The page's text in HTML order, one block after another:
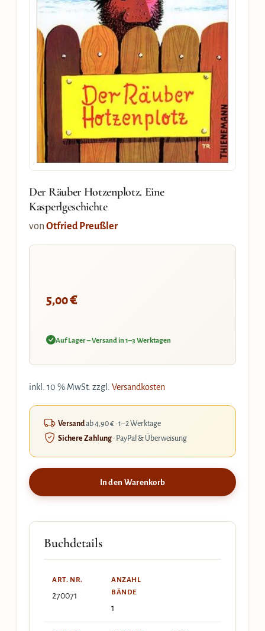
Der Räuber Hotzenplotz. Eine
Kasperlgeschichte
von Otfried Preußler
5,00€
Auf Lager – Versand in 1–3 Werktagen
inkl. 10 % MwSt. zzgl. Versandkosten
Versandab 4,90 € · 1–2 Werktage
Sichere Zahlung· PayPal & Überweisung
In den Warenkorb
Buchdetails
ART. NR.
270071
ANZAHL
BÄNDE
1